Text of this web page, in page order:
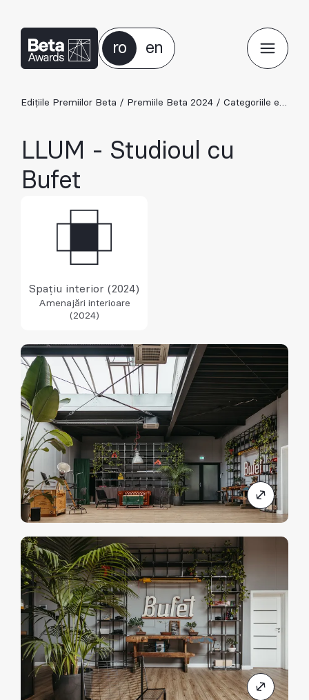
ro en
Edițiile Premiilor Beta / Premiile Beta 2024 / Categoriile ediției 2024
LLUM - Studioul cu
Bufet
Spațiu interior (2024)
Amenajări interioare
(2024)